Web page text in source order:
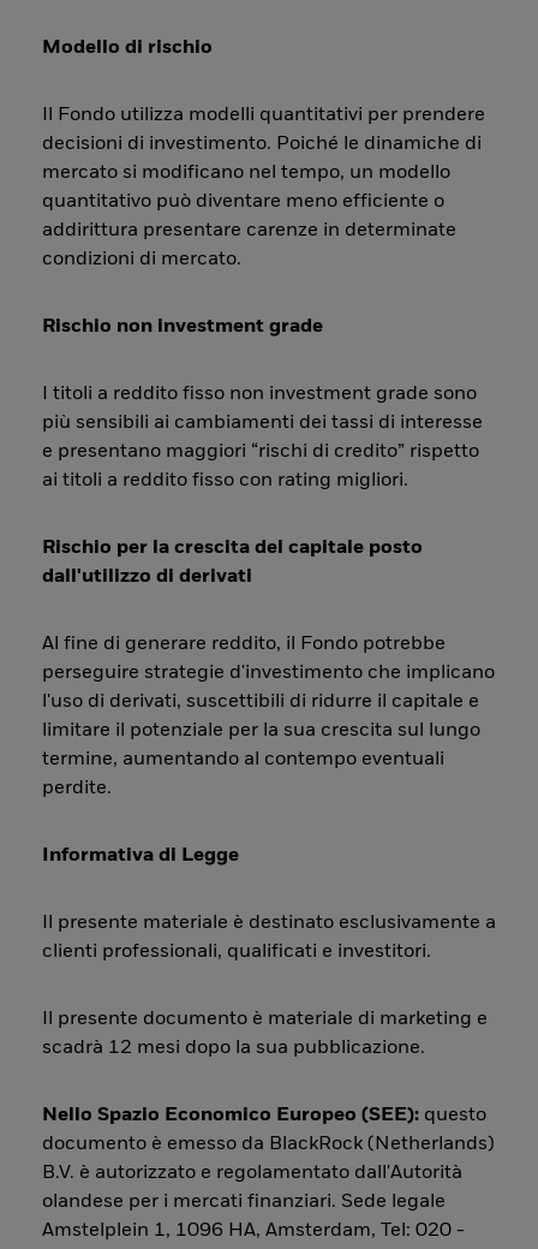
Modello di rischio
Il Fondo utilizza modelli quantitativi per prendere
decisioni di investimento. Poiché le dinamiche di
mercato si modificano nel tempo, un modello
quantitativo può diventare meno efficiente o
addirittura presentare carenze in determinate
condizioni di mercato.
Rischio non investment grade
I titoli a reddito fisso non investment grade sono
più sensibili ai cambiamenti dei tassi di interesse
e presentano maggiori “rischi di credito” rispetto
ai titoli a reddito fisso con rating migliori.
Rischio per la crescita del capitale posto
dall'utilizzo di derivati
Al fine di generare reddito, il Fondo potrebbe
perseguire strategie d'investimento che implicano
l'uso di derivati, suscettibili di ridurre il capitale e
limitare il potenziale per la sua crescita sul lungo
termine, aumentando al contempo eventuali
perdite.
Informativa di Legge
Il presente materiale è destinato esclusivamente a
clienti professionali, qualificati e investitori.
Il presente documento è materiale di marketing e
scadrà 12 mesi dopo la sua pubblicazione.
Nello Spazio Economico Europeo (SEE): questo
documento è emesso da BlackRock (Netherlands)
B.V. è autorizzato e regolamentato dall'Autorità
olandese per i mercati finanziari. Sede legale
Amstelplein 1, 1096 HA, Amsterdam, Tel: 020 -